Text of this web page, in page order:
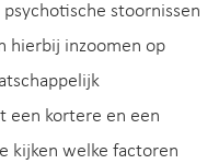
stoornissen
hierbij inzoomen op
een kortere en een
kijken welke factoren